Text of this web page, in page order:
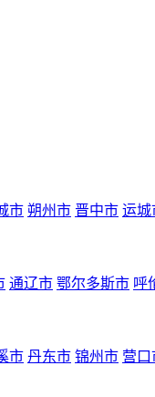
市 朔州市 晋中市 运城
通辽市 鄂尔多斯市 呼
市 丹东市 锦州市 营口